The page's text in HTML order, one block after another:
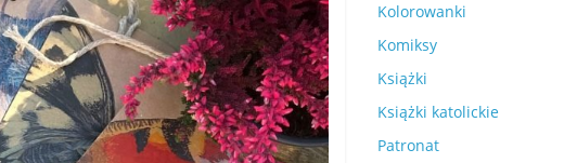
Kolorowanki
Komiksy
Książki
Książki katolickie
Patronat